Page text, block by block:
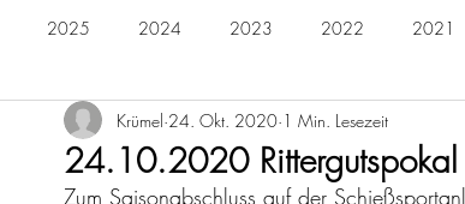
2025 2024 2023 2022 2021
2013 2012 2011 2010
24.10.2020 Rittergutspokal
Krümel 24. Okt. 2020 1 Min. Lesezeit
Zum Saisonabschluss auf der